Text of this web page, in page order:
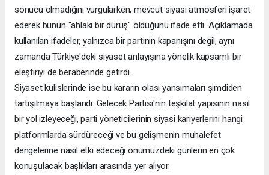
sonucu olmadığını vurgularken, mevcut siyasi atmosferi işaret
ederek bunun "ahlaki bir duruş" olduğunu ifade etti. Açıklamada
kullanılan ifadeler, yalnızca bir partinin kapanışını değil, aynı
zamanda Türkiye'deki siyaset anlayışına yönelik kapsamlı bir
eleştiriyi de beraberinde getirdi.
Siyaset kulislerinde ise bu kararın olası yansımaları şimdiden
tartışılmaya başlandı. Gelecek Partisi'nin teşkilat yapısının nasıl
bir yol izleyeceği, parti yöneticilerinin siyasi kariyerlerini hangi
platformlarda sürdüreceği ve bu gelişmenin muhalefet
dengelerine nasıl etki edeceği önümüzdeki günlerin en çok
konuşulacak başlıkları arasında yer alıyor.